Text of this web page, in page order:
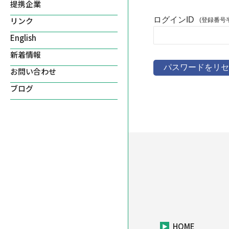
提携企業
リンク
English
新着情報
お問い合わせ
ブログ
ログインID
HOME